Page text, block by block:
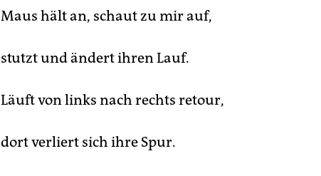
Maus hält an, schaut zu mir auf,
stutzt und ändert ihren Lauf.
Läuft von links nach rechts retour,
dort verliert sich ihre Spur.